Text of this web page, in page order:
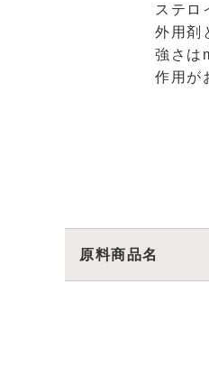
ステロ
外用剤
強さは
作用が
原料商品名